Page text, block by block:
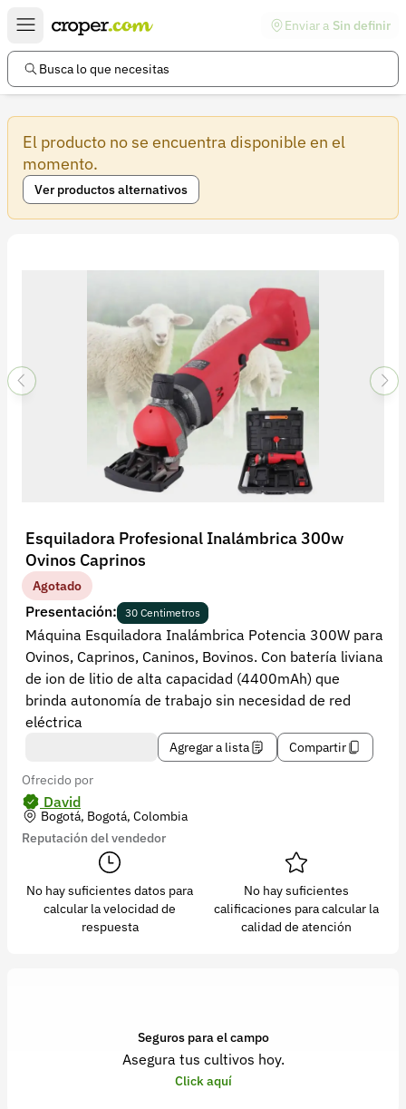
Enviar a Sin definir
Busca lo que necesitas
El producto no se encuentra disponible en el
momento.
Ver productos alternativos
Esquiladora Profesional Inalámbrica 300w
Ovinos Caprinos
Agotado
Presentación: 30 Centimetros
Máquina Esquiladora Inalámbrica Potencia 300W para
Ovinos, Caprinos, Caninos, Bovinos. Con batería liviana
de ion de litio de alta capacidad (4400mAh) que
brinda autonomía de trabajo sin necesidad de red
eléctrica
Agregar a lista
Compartir
Ofrecido por
David
Bogotá, Bogotá, Colombia
Reputación del vendedor
No hay suficientes datos para
calcular la velocidad de
respuesta
No hay suficientes
calificaciones para calcular la
calidad de atención
Seguros para el campo
Asegura tus cultivos hoy.
Click aquí
Enlaces de interés
Preguntas frecuentes
Ayuda
Información legal
Términos y condiciones
Iniciar sesión
Registrarse
Recuperar contraseña
contacto@croper.com
© 2026 Croper.com Todos los derechos reservados
Versión 5.45.0
Síguenos